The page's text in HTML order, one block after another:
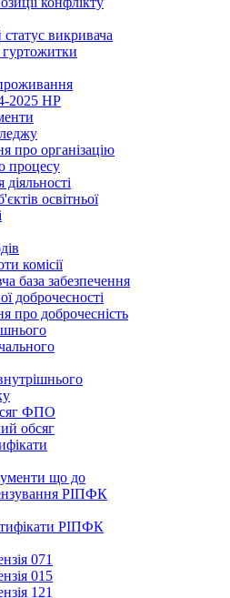
викривача
гуртожитки
2025 НР
про організацію
процесу
освітньої
комісії
база забезпечення
доброчесності
про доброчесність
ФПО
обсяг
що до
РІПФК
РІПФК
071
015
121